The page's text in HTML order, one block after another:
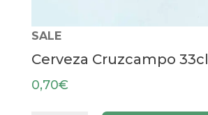
SALE
Cerveza Cruzcampo 33cl
0,70€